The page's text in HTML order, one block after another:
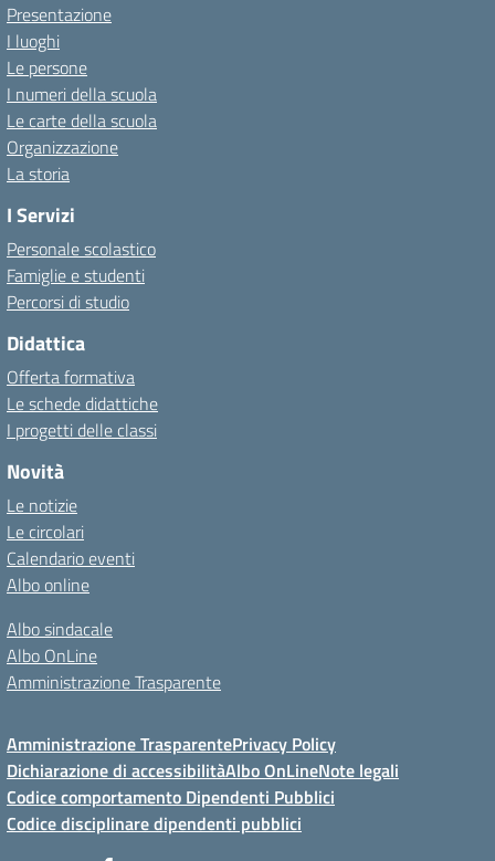
Presentazione
I luoghi
Le persone
I numeri della scuola
Le carte della scuola
Organizzazione
La storia
I Servizi
Personale scolastico
Famiglie e studenti
Percorsi di studio
Didattica
Offerta formativa
Le schede didattiche
I progetti delle classi
Novità
Le notizie
Le circolari
Calendario eventi
Albo online
Albo sindacale
Albo OnLine
Amministrazione Trasparente
Amministrazione TrasparentePrivacy Policy
Dichiarazione di accessibilitàAlbo OnLineNote legali
Codice comportamento Dipendenti Pubblici
Codice disciplinare dipendenti pubblici